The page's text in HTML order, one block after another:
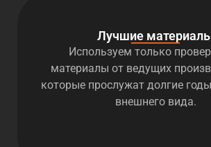
Лучшие
Используем только
материалы от ведущих
которые прослужат долгие
внешнего вида.